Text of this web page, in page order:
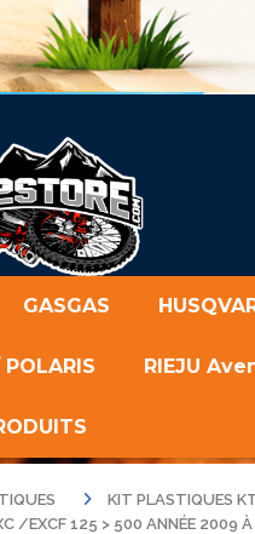
GASGAS
RIEJU
KIT PLASTIQUES
/EXCF 125 > 500 ANNÉE 2009